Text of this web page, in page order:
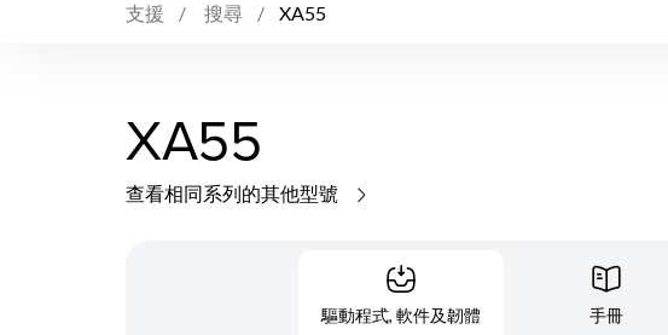
支援 搜尋 XA55
XA55
查看相同系列的其他型號
驅動程式, 軟件及韌體 手冊